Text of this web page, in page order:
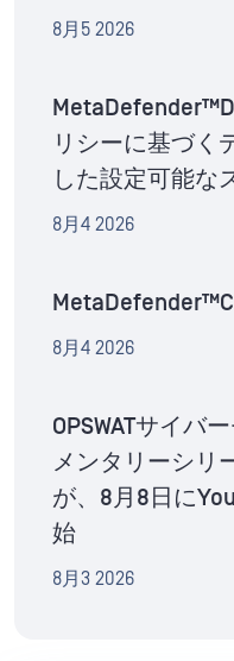
8月5 2026
リシーに基づく
した設定可能な
8月4 2026
8月4 2026
OPSWATサイバ
メンタリーシリ
が、8月8日に
始
8月3 2026